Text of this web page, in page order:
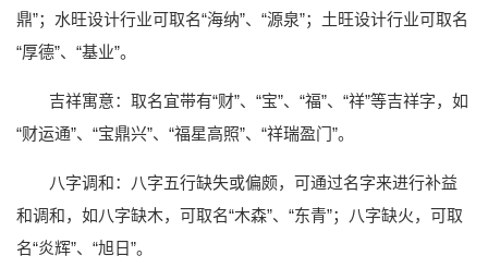
鼎”；水旺设计行业可取名“海纳”、“源泉”；土旺设计行业可取名
“厚德”、“基业”。
吉祥寓意：取名宜带有“财”、“宝”、“福”、“祥”等吉祥字，如
“财运通”、“宝鼎兴”、“福星高照”、“祥瑞盈门”。
八字调和：八字五行缺失或偏颇，可通过名字来进行补益
和调和，如八字缺木，可取名“木森”、“东青”；八字缺火，可取
名“炎辉”、“旭日”。